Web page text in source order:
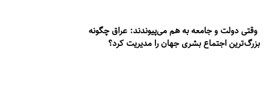
وقتی دولت و جامعه به هم می‌پیوندند: عراق چگونه
بزرگ‌ترین اجتماع بشری جهان را مدیریت کرد؟